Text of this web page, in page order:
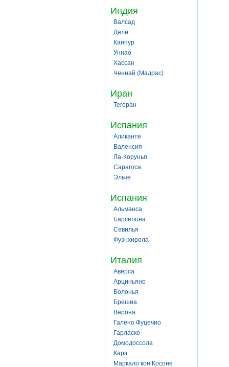
Индия
Валсад
Дели
Канпур
Уннао
Хассан
Ченнай (Мадрас)
Иран
Тегеран
Испания
Аликанте
Валенсия
Ла-Корунья
Сарагоса
Эльче
Испания
Альманса
Барселона
Севилья
Фуэнхирола
Италия
Аверса
Арциньяно
Болонья
Брешиа
Верона
Галено Фуцечио
Гарласко
Домодоссола
Карэ
Маркало кон Косоне